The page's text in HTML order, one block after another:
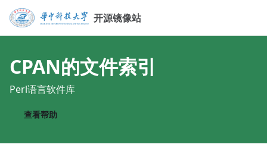
开源镜像站
CPAN的文件索引
Perl语言软件库
查看帮助